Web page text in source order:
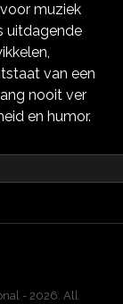
muziek
uitdagende
van een
nooit ver
en humor.
- 2026. All